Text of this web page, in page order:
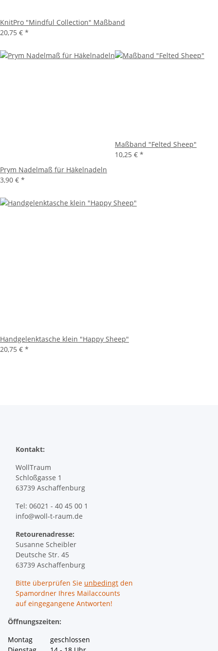
KnitPro "Mindful Collection" Maßband
20,75 € *
Prym Nadelmaß für Häkelnadeln
3,90 € *
Maßband "Felted Sheep"
10,25 € *
Handgelenktasche klein "Happy Sheep"
20,75 € *
Kontakt:
WollTraum
Schloßgasse 1
63739 Aschaffenburg
Tel: 06021 - 40 45 00 1
info@woll-t-raum.de
Retourenadresse:
Susanne Scheibler
Deutsche Str. 45
63739 Aschaffenburg
Bitte überprüfen Sie unbedingt den
Spamordner Ihres Mailaccounts
auf eingegangene Antworten!
Öffnungszeiten:
Montag geschlossen